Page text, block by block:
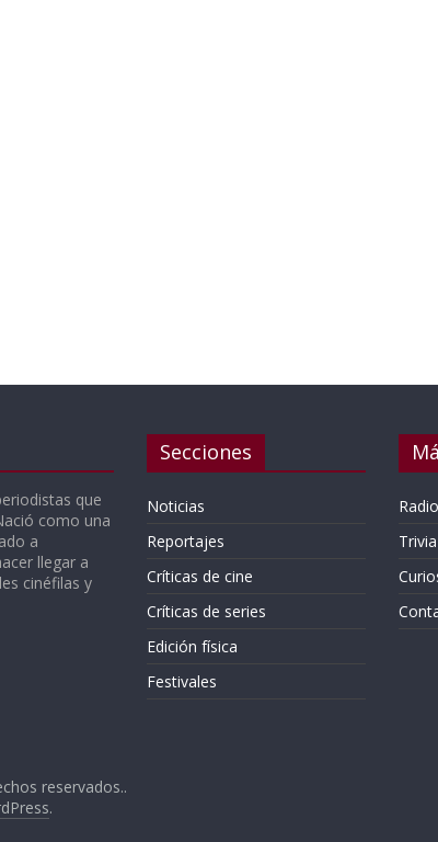
que
como una
a
llegar a
cinéfilas y
Secciones
Noticias
Reportajes
Críticas de cine
Críticas de series
Edición física
Festivales
Radio
Trivia
reservados..
.